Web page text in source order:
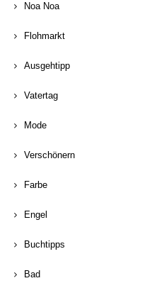
Noa Noa
Flohmarkt
Ausgehtipp
Vatertag
Mode
Verschönern
Farbe
Engel
Buchtipps
Bad